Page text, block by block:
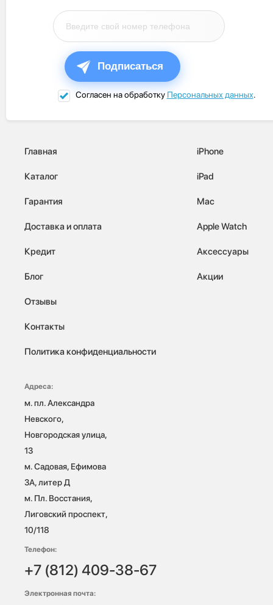
Подписаться
Согласен на обработку Персональных данных.
Главная
Каталог
Гарантия
Доставка и оплата
Кредит
Блог
Отзывы
Контакты
Политика конфиденциальности
iPhone
iPad
Mac
Apple Watch
Аксессуары
Акции
Адреса:
м. пл. Александра
Невского,
Новгородская улица,
13
м. Садовая, Ефимова
3А, литер Д
м. Пл. Восстания,
Лиговский проспект,
10/118
Телефон:
+7 (812) 409-38-67
Электронная почта: